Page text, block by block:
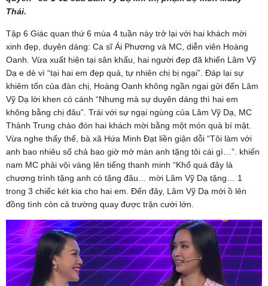
Thái.
Tập 6 Giác quan thứ 6 mùa 4 tuần này trở lại với hai khách mời
xinh đẹp, duyên dáng: Ca sĩ Ái Phương và MC, diễn viên Hoàng
Oanh. Vừa xuất hiện tại sân khấu, hai người đẹp đã khiến Lâm Vỹ
Dạ e dè vì “tại hai em đẹp quá, tự nhiên chị bị ngại”. Đáp lại sự
khiêm tốn của đàn chị, Hoàng Oanh không ngần ngại gửi đến Lâm
Vỹ Dạ lời khen có cánh “Nhưng mà sự duyên dáng thì hai em
không bằng chị đâu”. Trái với sự ngại ngùng của Lâm Vỹ Dạ, MC
Thành Trung chào đón hai khách mời bằng một món quà bí mật.
Vừa nghe thấy thế, bà xã Hứa Minh Đạt liền giận dỗi “Tôi làm với
anh bao nhiêu số chả bao giờ mở màn anh tặng tôi cái gì…”. khiến
nam MC phải vội vàng lên tiếng thanh minh “Khổ quá đây là
chương trình tặng anh có tặng đâu… mời Lâm Vỹ Dạ tặng… 1
trong 3 chiếc két kia cho hai em. Đến đây, Lâm Vỹ Dạ mới ồ lên
đồng tình còn cả trường quay được trận cười lớn.